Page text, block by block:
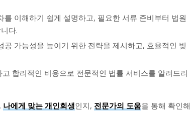
를 이해하기 쉽게 설명하고, 필요한 서류 준비부터 법원
다.
공 가능성을 높이기 위한 전략을 제시하고, 효율적인 빚
합리적인 비용으로 전문적인 법률 서비스를 알려드리
나에게 맞는 개인회생인지, 전문가의 도움을 통해 확인해